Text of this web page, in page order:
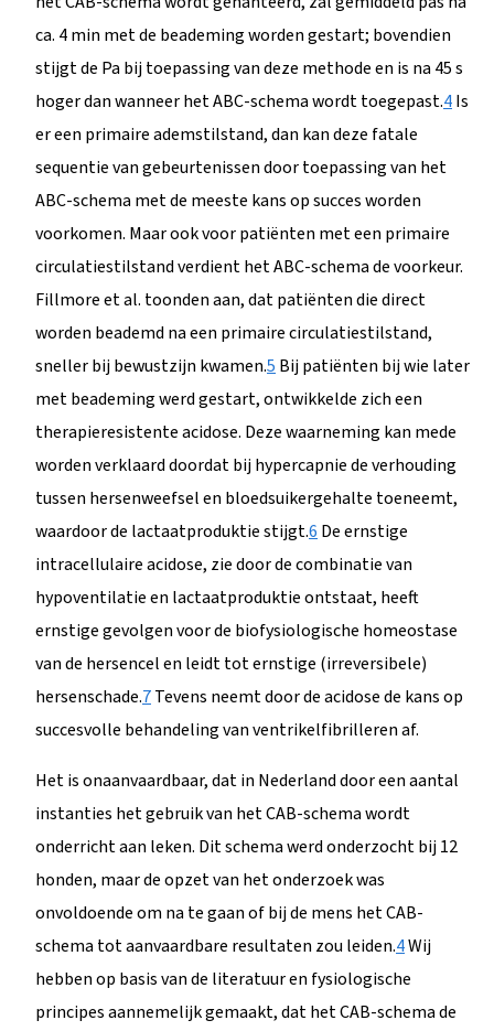
ca. 4 min met de beademing worden gestart; bovendien
stijgt de Pa bij toepassing van deze methode en is na 45 s
hoger dan wanneer het ABC-schema wordt toegepast.4Is
er een primaire ademstilstand, dan kan deze fatale
sequentie van gebeurtenissen door toepassing van het
ABC-schema met de meeste kans op succes worden
voorkomen. Maar ook voor patiënten met een primaire
circulatiestilstand verdient het ABC-schema de voorkeur.
Fillmore et al. toonden aan, dat patiënten die direct
worden beademd na een primaire circulatiestilstand,
sneller bij bewustzijn kwamen.5 Bij patiënten bij wie later
met beademing werd gestart, ontwikkelde zich een
therapieresistente acidose. Deze waarneming kan mede
worden verklaard doordat bij hypercapnie de verhouding
tussen hersenweefsel en bloedsuikergehalte toeneemt,
waardoor de lactaatproduktie stijgt.6 De ernstige
intracellulaire acidose, zie door de combinatie van
hypoventilatie en lactaatproduktie ontstaat, heeft
ernstige gevolgen voor de biofysiologische homeostase
van de hersencel en leidt tot ernstige (irreversibele)
hersenschade.7Tevens neemt door de acidose de kans op
succesvolle behandeling van ventrikelfibrilleren af.
Het is onaanvaardbaar, dat in Nederland door een aantal
instanties het gebruik van het CAB-schema wordt
onderricht aan leken. Dit schema werd onderzocht bij 12
honden, maar de opzet van het onderzoek was
onvoldoende om na te gaan of bij de mens het CAB-
schema tot aanvaardbare resultaten zou leiden.4Wij
hebben op basis van de literatuur en fysiologische
principes aannemelijk gemaakt, dat het CAB-schema de